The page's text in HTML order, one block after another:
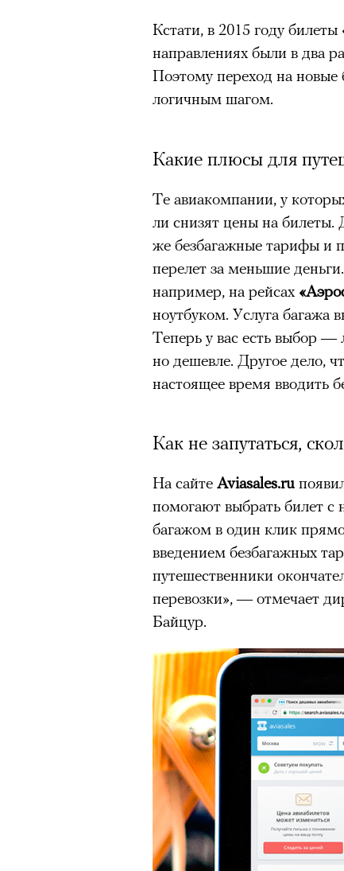
Кстати, в 2015 году билеты
направлениях были в два
Поэтому переход на новые
логичным шагом.
Какие плюсы для
Те авиакомпании, у
ли снизят цены на билеты.
же безбагажные тарифы и
перелет за меньшие
например, на рейсах
ноутбуком. Услуга багажа
Теперь у вас есть выбор —
но дешевле. Другое дело,
настоящее время вводить
Как не запутаться,
На сайте Aviasales.ru
помогают выбрать билет с
багажом в один клик
введением безбагажных
путешественники
перевозки», — отмечает
Байцур.